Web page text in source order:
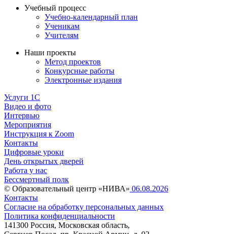
Учебный процесс
Учебно-календарный план
Ученикам
Учителям
Наши проекты
Метод проектов
Конкурсные работы
Электронные издания
Услуги 1C
Видео и фото
Интервью
Мероприятия
Инструкция к Zoom
Контакты
Цифровые уроки
День открытых дверей
Работа у нас
Бессмертный полк
© Образовательный центр «НИВА» 06.08.2026
Контакты
Согласие на обработку персональных данных
Политика конфиденциальности
141300 Россия, Московская область,